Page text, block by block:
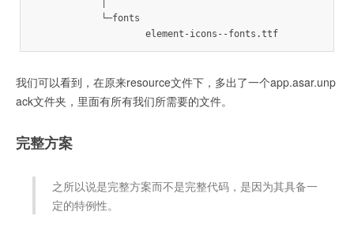
            └─fonts
                    element-icons--fonts.ttf
我们可以看到，在原来resource文件下，多出了一个app.asar.unp
ack文件夹，里面有所有我们所需要的文件。
完整方案
之所以说是完整方案而不是完整代码，是因为其具备一
定的特例性。